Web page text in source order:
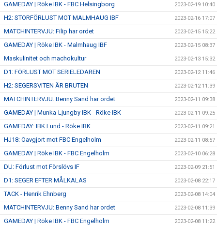
GAMEDAY | Röke IBK - FBC Helsingborg 2023-02-19 10:40
H2: STORFÖRLUST MOT MALMHAUG IBF 2023-02-16 17:07
MATCHINTERVJU: Filip har ordet 2023-02-15 15:22
GAMEDAY | Röke IBK - Malmhaug IBF 2023-02-15 08:37
Maskulinitet och machokultur 2023-02-13 15:32
D1: FÖRLUST MOT SERIELEDAREN 2023-02-12 11:46
H2: SEGERSVITEN ÄR BRUTEN 2023-02-12 11:39
MATCHINTERVJU: Benny Sand har ordet 2023-02-11 09:38
GAMEDAY | Munka-Ljungby IBK - Röke IBK 2023-02-11 09:25
GAMEDAY: IBK Lund - Röke IBK 2023-02-11 09:21
HJ18: Oavgjort mot FBC Engelholm 2023-02-11 08:57
GAMEDAY | Röke IBK - FBC Engelholm 2023-02-10 06:28
DU: Förlust mot Förslövs IF 2023-02-09 21:51
D1: SEGER EFTER MÅLKALAS 2023-02-08 22:17
TACK - Henrik Ehnberg 2023-02-08 14:04
MATCHINTERVJU: Benny Sand har ordet 2023-02-08 11:39
GAMEDAY | Röke IBK - FBC Engelholm 2023-02-08 11:22